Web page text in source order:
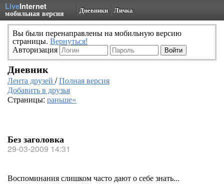
LiveInternet
мобильная версия Дневники Личка
Вы были перенаправлены на мобильную версию
страницы. Вернуться!
Авторизация
Дневник
Лента друзей /Полная версия
Добавить в друзья
Страницы: раньше»
Без заголовка
29-03-2009 14:31
Воспоминания слишком часто дают о себе знать...